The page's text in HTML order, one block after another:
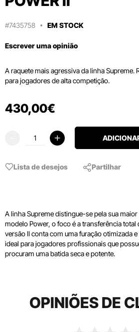
#7435758 EM STOCK
Escrever uma opinião
A raquete mais agressiva da linha Supreme.
para jogadores de alta competição.
430,00€
Lista de desejos Partilhar
A linha Supreme distingue-se pela sua
modelo Power, o foco é a transferência total
versão II conta com uma furação otimizada
ideal para jogadores profissionais que
procuram uma batida seca e potente.
OPINIÕES DE